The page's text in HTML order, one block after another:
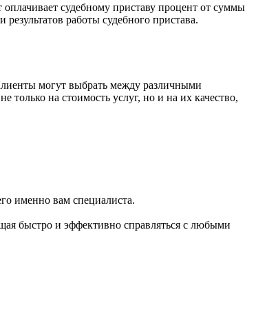
судебному приставу процент от суммы
работы судебного пристава.
могут выбрать между различными
на стоимость услуг, но и на их качество,
именно вам специалиста.
быстро и эффективно справляться с любыми